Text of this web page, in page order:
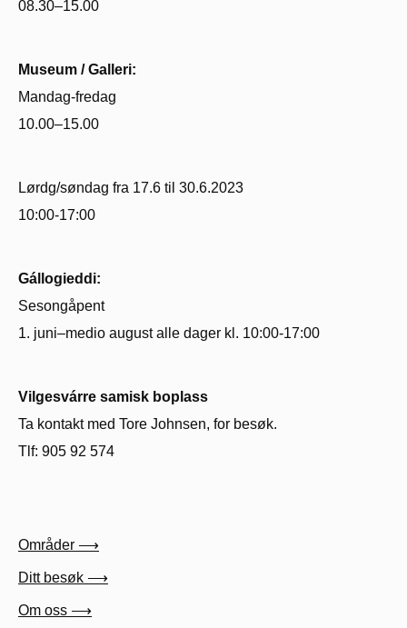
08.30–15.00
Museum / Galleri:
Mandag-fredag
10.00–15.00
Lørdg/søndag fra 17.6 til 30.6.2023
10:00-17:00
Gállogieddi:
Sesongåpent
1. juni–medio august alle dager kl. 10:00-17:00
Vilgesvárre samisk boplass
Ta kontakt med Tore Johnsen, for besøk.
Tlf: 905 92 574
Områder ⟶
Ditt besøk ⟶
Om oss ⟶